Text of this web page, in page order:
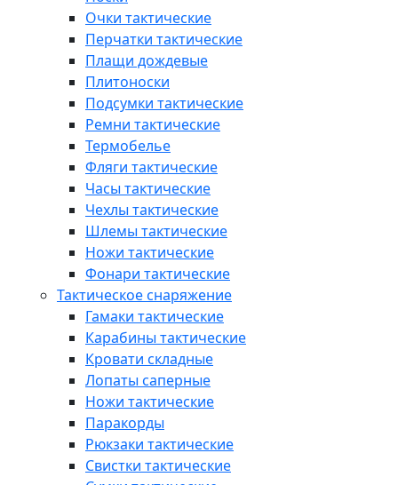
Очки тактические
Перчатки тактические
Плащи дождевые
Плитоноски
Подсумки тактические
Ремни тактические
Термобелье
Фляги тактические
Часы тактические
Чехлы тактические
Шлемы тактические
Ножи тактические
Фонари тактические
Тактическое снаряжение
Гамаки тактические
Карабины тактические
Кровати складные
Лопаты саперные
Ножи тактические
Паракорды
Рюкзаки тактические
Свистки тактические